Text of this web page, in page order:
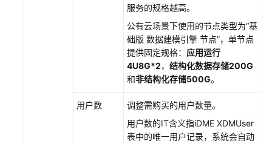
服务的规格越高。
公有云场景下使用的节点类型为“基
础版 数据建模引擎 节点”，单节点
提供固定规格： 应用运行
4U8G*2， 结构化数据存储200G
和非结构化存储500G。
用户数
调整需购买的用户数量。
用户数的IT含义指iDME XDMUser
表中的唯一用户记录，系统会自动